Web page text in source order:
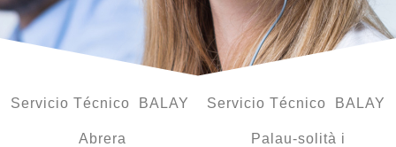
Servicio Técnico BALAY
Abrera
Servicio Técnico BALAY
Palau-solità i